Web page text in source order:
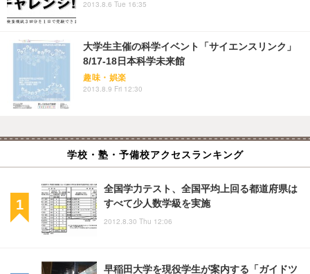
2013.8.6 Tue 16:35
大学生主催の科学イベント「サイエンスリンク」
8/17-18日本科学未来館
趣味・娯楽
2013.8.9 Fri 12:30
学校・塾・予備校アクセスランキング
全国学力テスト、全国平均上回る都道府県は
すべて少人数学級を実施
2012.8.30 Thu 12:06
早稲田大学を現役学生が案内する「ガイドツ